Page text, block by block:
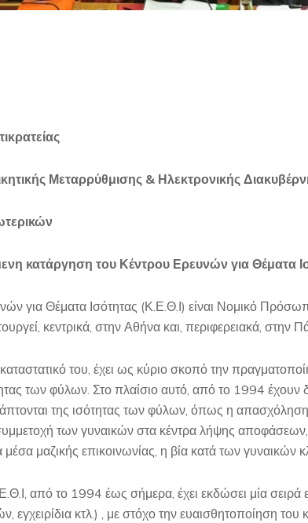
Μεταρρύθμισης & Ηλεκτρονικής
κατάργηση του Κέντρου Ερευνών για Θέματα
για Θέματα Ισότητας (Κ.Ε.Θ.Ι) είναι Νομικό
κεντρικά, στην Αθήνα και, περιφερειακά, στην
του, έχει ως κύριο σκοπό την
των φύλων. Στο πλαίσιο αυτό, από το 1994 έχουν
της ισότητας των φύλων, όπως η
των γυναικών στα κέντρα λήψης αποφάσεων,
μέσα μαζικής επικοινωνίας, η βία κατά των γυναικών
από το 1994 έως σήμερα, έχει εκδώσει μία σειρά
εγχειρίδια κτλ.) , με στόχο την ευαισθητοποίηση